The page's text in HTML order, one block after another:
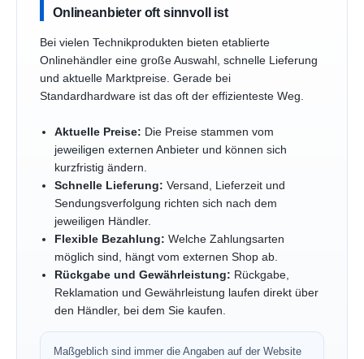
Onlineanbieter oft sinnvoll ist
Bei vielen Technikprodukten bieten etablierte
Onlinehändler eine große Auswahl, schnelle Lieferung
und aktuelle Marktpreise. Gerade bei
Standardhardware ist das oft der effizienteste Weg.
Aktuelle Preise: Die Preise stammen vom
jeweiligen externen Anbieter und können sich
kurzfristig ändern.
Schnelle Lieferung: Versand, Lieferzeit und
Sendungsverfolgung richten sich nach dem
jeweiligen Händler.
Flexible Bezahlung: Welche Zahlungsarten
möglich sind, hängt vom externen Shop ab.
Rückgabe und Gewährleistung: Rückgabe,
Reklamation und Gewährleistung laufen direkt über
den Händler, bei dem Sie kaufen.
Maßgeblich sind immer die Angaben auf der Website